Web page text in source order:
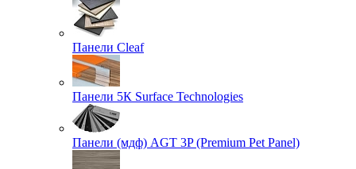
Панели Cleaf
Панели 5К Surface Technologies
Панели (мдф) AGT 3P (Premium Pet Panel)